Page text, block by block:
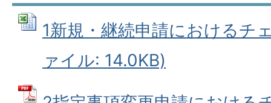
1新規・継続申請におけるチ
ァイル: 14.0KB)